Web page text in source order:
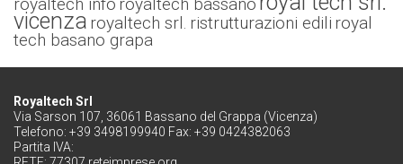
vicenza royaltech srl. ristrutturazioni edili royal
tech basano grapa
Royaltech Srl
Via Sarson 107, 36061 Bassano del Grappa (Vicenza)
Telefono: +39 3498199940 Fax: +39 0424382063
Partita IVA: